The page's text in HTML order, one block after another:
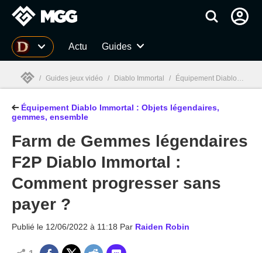
MGG Actu Guides
MGG
/ Guides jeux vidéo / Diablo Immortal / Équipement Diablo Immortal : Objets légendaires, gemmes, ensemble
Équipement Diablo Immortal : Objets légendaires,
gemmes, ensemble
Farm de Gemmes légendaires
F2P Diablo Immortal :
Comment progresser sans
payer ?
Publié le 12/06/2022 à 11:18 Par Raiden Robin